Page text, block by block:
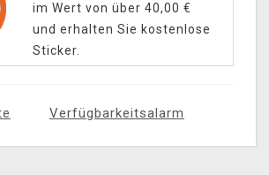
im Wert von über 40,00 €
und erhalten Sie kostenlose
Sticker.
Verfügbarkeitsalarm